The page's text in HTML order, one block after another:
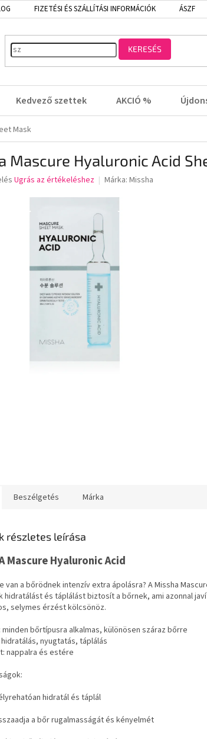
FIZETÉSI ÉS SZÁLLÍTÁSI INFORMÁCIÓK ÁSZF
KERESÉS
Kedvező szettek AKCIÓ %
Mask
Mascure Hyaluronic Acid
Ugrás az értékeléshez Márka: Missha
Beszélgetés Márka
részletes leírása
Mascure Hyaluronic Acid
van a bőrödnek intenzív extra ápolásra? A Missha
hidratálást és táplálást biztosít a bőrnek, ami azonnal
selymes érzést kölcsönöz.
bőrtípusra alkalmas, különösen száraz bőrre
nyugtatás, táplálás
nappalra és estére
hidratál és táplál
a bőr rugalmasságát és kényelmét